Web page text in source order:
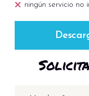
ningún servicio